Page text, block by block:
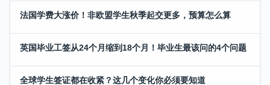
法国学费大涨价！非欧盟学生秋季起交更多，预算怎么算
英国毕业工签从24个月缩到18个月！毕业生最该问的4个问题
全球学生签证都在收紧？这几个变化你必须要知道